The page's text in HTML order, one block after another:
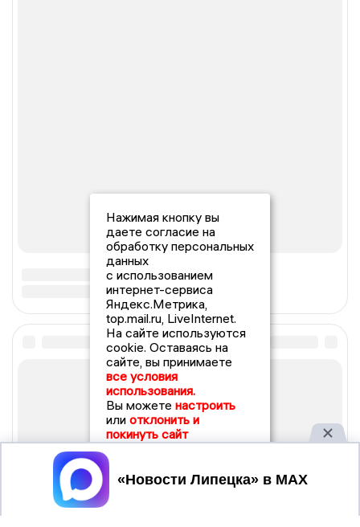
Нажимая кнопку вы
даете согласие на
обработку персональных
данных
с использованием
интернет-сервиса
Яндекс.Метрика,
top.mail.ru, LiveInternet.
На сайте используются
cookie. Оставаясь на
сайте, вы принимаете
все условия
использования.
Вы можете настроить
или отклонить и
покинуть сайт
Принять